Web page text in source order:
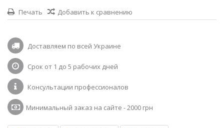
Печать Добавить к сравнению
Доставляем по всей Украине
Срок от 1 до 5 рабочих дней
Консультации профессионалов
Минимальный заказ на сайте - 2000 грн